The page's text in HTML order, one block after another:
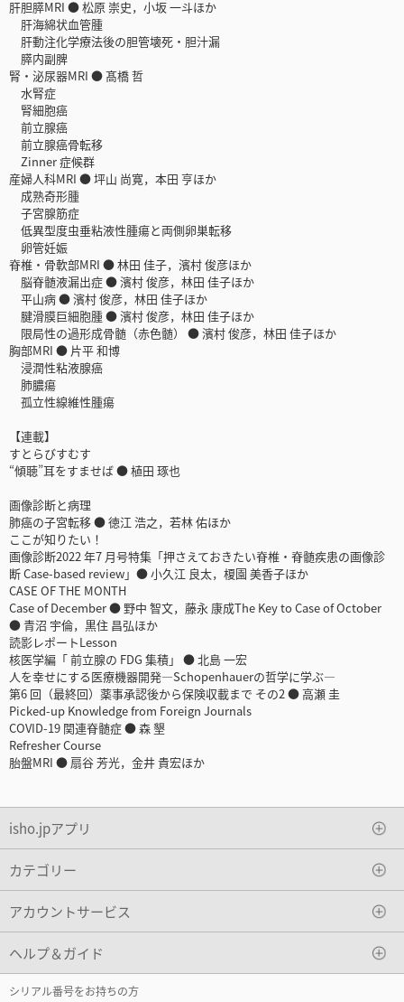
肝胆膵MRI ● 松原 崇史，小坂 一斗ほか
肝海綿状血管腫
肝動注化学療法後の胆管壊死・胆汁漏
膵内副脾
腎・泌尿器MRI ● 髙橋 哲
水腎症
腎細胞癌
前立腺癌
前立腺癌骨転移
Zinner 症候群
産婦人科MRI ● 坪山 尚寛，本田 亨ほか
成熟奇形腫
子宮腺筋症
低異型度虫垂粘液性腫瘍と両側卵巣転移
卵管妊娠
脊椎・骨軟部MRI ● 林田 佳子，濱村 俊彦ほか
脳脊髄液漏出症 ● 濱村 俊彦，林田 佳子ほか
平山病 ● 濱村 俊彦，林田 佳子ほか
腱滑膜巨細胞腫 ● 濱村 俊彦，林田 佳子ほか
限局性の過形成骨髄（赤色髄） ● 濱村 俊彦，林田 佳子ほか
胸部MRI ● 片平 和博
浸潤性粘液腺癌
肺膿瘍
孤立性線維性腫瘍
【連載】
すとらびすむす
“傾聴”耳をすませば ● 植田 琢也
画像診断と病理
肺癌の子宮転移 ● 徳江 浩之，若林 佑ほか
ここが知りたい！
画像診断2022 年7 月号特集「押さえておきたい脊椎・脊髄疾患の画像診
断 Case-based review」● 小久江 良太，榎園 美香子ほか
CASE OF THE MONTH
Case of December ● 野中 智文，藤永 康成The Key to Case of October
● 青沼 宇倫，黒住 昌弘ほか
読影レポートLesson
核医学編「 前立腺の FDG 集積」 ● 北島 一宏
人を幸せにする医療機器開発―Schopenhauerの哲学に学ぶ―
第6 回（最終回）薬事承認後から保険収載まで その2 ● 高瀬 圭
Picked-up Knowledge from Foreign Journals
COVID-19 関連脊髄症 ● 森 墾
Refresher Course
胎盤MRI ● 扇谷 芳光，金井 貴宏ほか
isho.jpアプリ
カテゴリー
アカウントサービス
ヘルプ＆ガイド
シリアル番号をお持ちの方